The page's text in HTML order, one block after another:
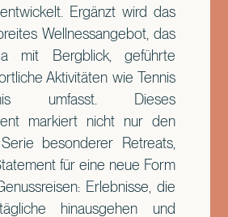
Ergänzt wird das
Wellnessangebot, das
mit Bergblick, geführte
Aktivitäten wie Tennis
umfasst. Dieses
markiert nicht nur den
besonderer Retreats,
für eine neue Form
Erlebnisse, die
hinausgehen und